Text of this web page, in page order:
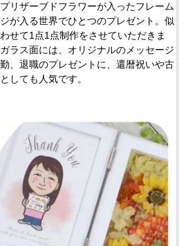
リザーブドフラワーが入ったフレーム
が入る世界でひとつのプレゼント。似
せて1点1点制作をさせていただきま
ラス面には、オリジナルのメッセージ
、退職のプレゼントに、還暦祝いや古
しても人気です。